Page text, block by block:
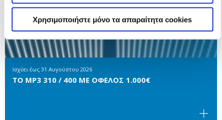
Χρησιμοποιήστε μόνο τα απαραίτητα cookies
Ισχύει έως 31 Αυγούστου 2026
ΤΟ MP3 310 / 400 ΜΕ ΟΦΕΛΟΣ 1.000€